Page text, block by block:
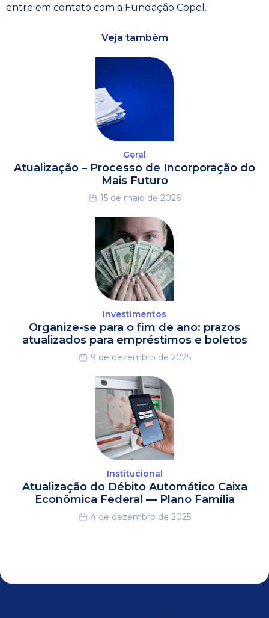
entre em contato com a Fundação Copel.
Veja também
Geral
Atualização – Processo de Incorporação do
Mais Futuro
15 de maio de 2026
Investimentos
Organize-se para o fim de ano: prazos
atualizados para empréstimos e boletos
9 de dezembro de 2025
Institucional
Atualização do Débito Automático Caixa
Econômica Federal — Plano Família
4 de dezembro de 2025